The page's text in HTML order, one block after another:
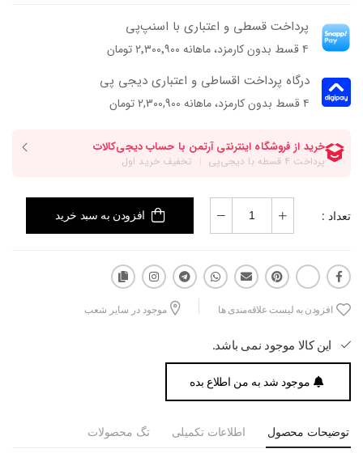
پرداخت قسطی و اعتباری با اسنپ‌پی
۴ قسط بدون کارمزد، ماهانه ۲٬۳۰۰٬۹۰۰ تومان
درگاه پرداخت اقساطی و اعتباری دیجی پی
۴ قسط بدون کارمزد، ماهانه 2,300,900 تومان
تعداد : افزودن به سبد خرید
افزودن به لیست علاقه‌مندی ها موجود در سایر شعب
این کالا موجود نمی باشد.
موجود شد به من اطلاع بده
توضیحات محصول اطلاعات تکمیلی تگ محصولات